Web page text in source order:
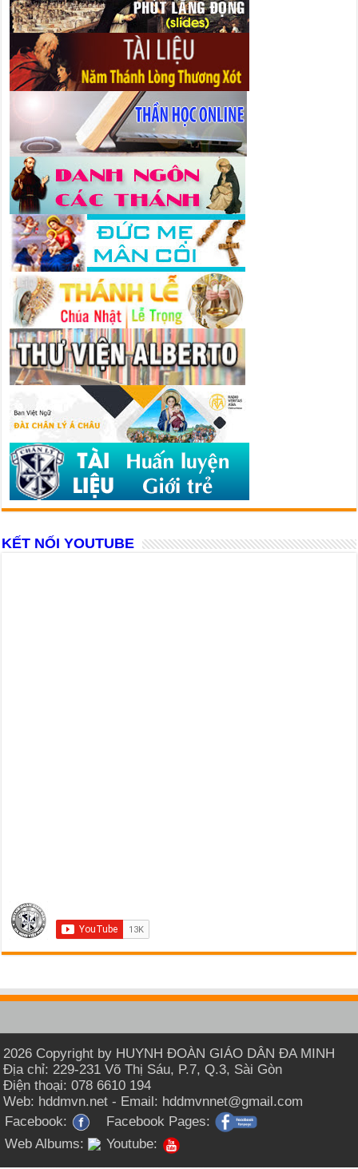
KẾT NỐI YOUTUBE
2026 Copyright by HUYNH ĐOÀN GIÁO DÂN ĐA MINH
Địa chỉ: 229-231 Võ Thị Sáu, P.7, Q.3, Sài Gòn
Điện thoại: 078 6610 194
Web: hddmvn.net - Email: hddmvnnet@gmail.com
Facebook:
Facebook Pages:
Web Albums:
Youtube: